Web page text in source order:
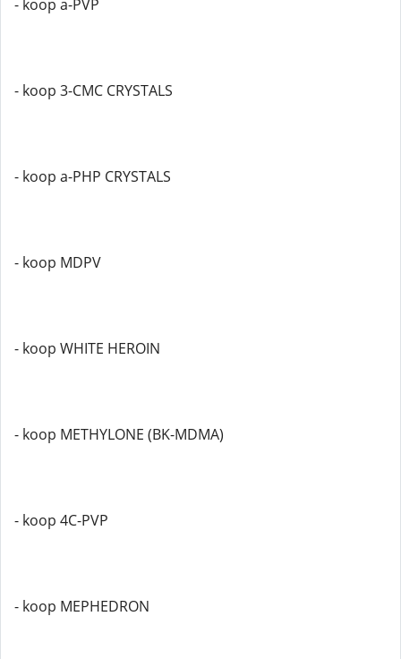
- koop a-PVP
- koop 3-CMC CRYSTALS
- koop a-PHP CRYSTALS
- koop MDPV
- koop WHITE HEROIN
- koop METHYLONE (BK-MDMA)
- koop 4C-PVP
- koop MEPHEDRON